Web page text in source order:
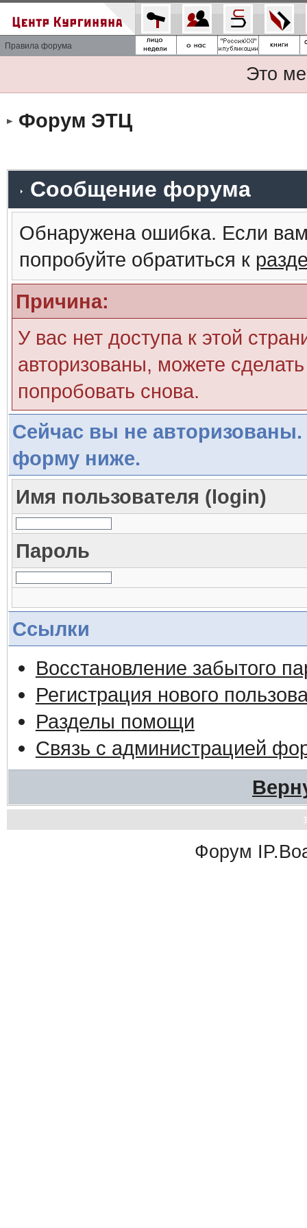
Правила форума
Это
Форум ЭТЦ
Сообщение форума
Обнаружена ошибка. Если
попробуйте обратиться к
Причина:
У вас нет доступа к этой
авторизованы, можете
попробовать снова.
Сейчас вы не авторизованы.
форму ниже.
Имя пользователя (login)
Пароль
Ссылки
Восстановление забытого
Регистрация нового
Разделы помощи
Связь с администрацией
Форум